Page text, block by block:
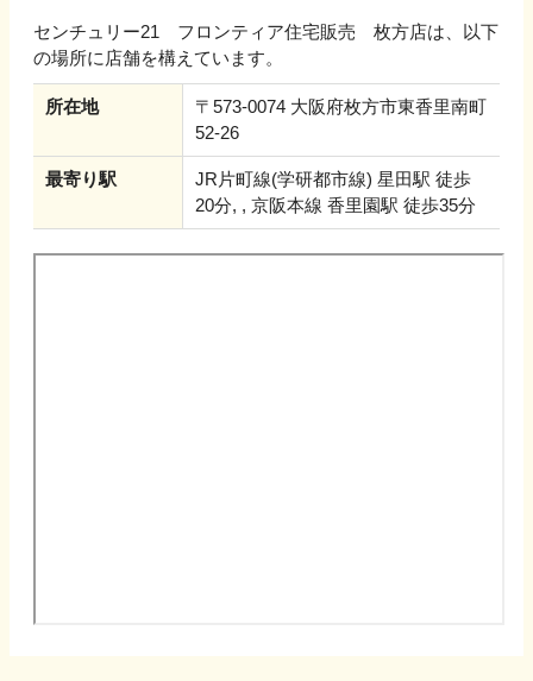
センチュリー21 フロンティア住宅販売 枚方店は、以下
の場所に店舗を構えています。
所在地
〒573-0074 大阪府枚方市東香里南町
52-26
最寄り駅
JR片町線(学研都市線) 星田駅 徒歩
20分, , 京阪本線 香里園駅 徒歩35分